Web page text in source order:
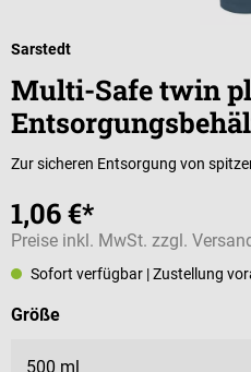
Sarstedt
Multi-Safe twin
Zur sicheren Entsorgung von
1,06 €*
Preise inkl. MwSt. zzgl.
Sofort verfügbar | Zustellung
Größeauswählen